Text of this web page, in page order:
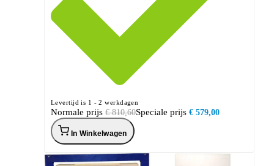
Levertijd is 1 - 2 werkdagen
Speciale prijs € 579,00
Normale prijs € 810,60
In Winkelwagen